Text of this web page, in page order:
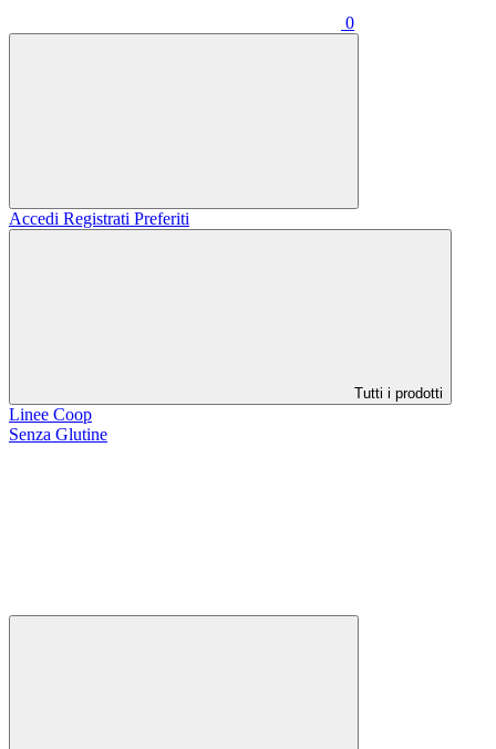
0
Accedi Registrati Preferiti
Tutti i prodotti
Linee Coop
Senza Glutine